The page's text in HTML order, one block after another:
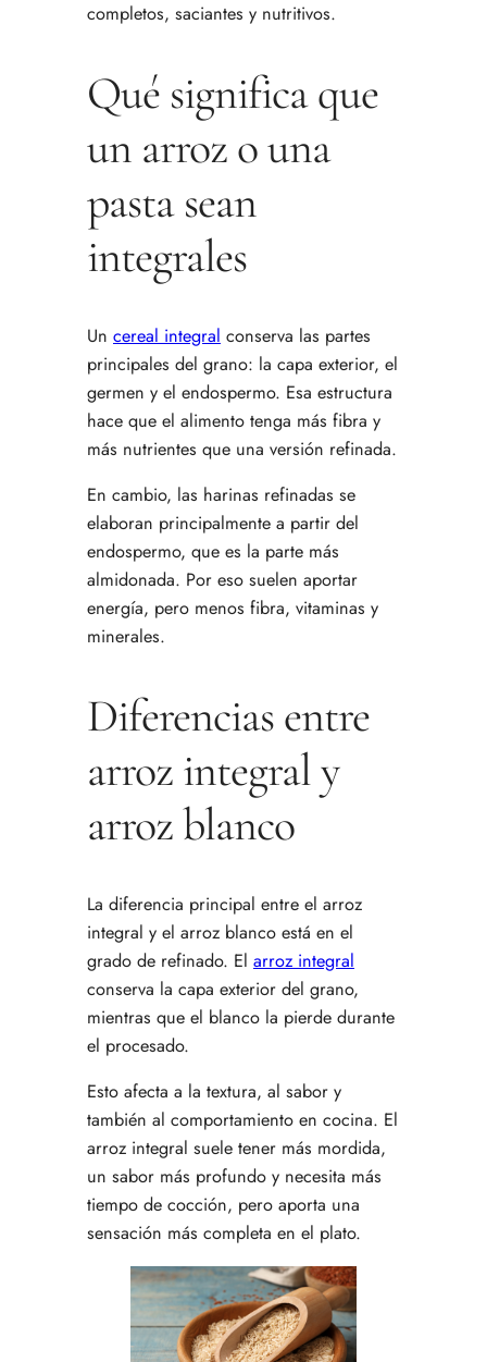
completos, saciantes y nutritivos.
Qué significa que
un arroz o una
pasta sean
integrales
Un cereal integral conserva las partes
principales del grano: la capa exterior, el
germen y el endospermo. Esa estructura
hace que el alimento tenga más fibra y
más nutrientes que una versión refinada.
En cambio, las harinas refinadas se
elaboran principalmente a partir del
endospermo, que es la parte más
almidonada. Por eso suelen aportar
energía, pero menos fibra, vitaminas y
minerales.
Diferencias entre
arroz integral y
arroz blanco
La diferencia principal entre el arroz
integral y el arroz blanco está en el
grado de refinado. El arroz integral
conserva la capa exterior del grano,
mientras que el blanco la pierde durante
el procesado.
Esto afecta a la textura, al sabor y
también al comportamiento en cocina. El
arroz integral suele tener más mordida,
un sabor más profundo y necesita más
tiempo de cocción, pero aporta una
sensación más completa en el plato.